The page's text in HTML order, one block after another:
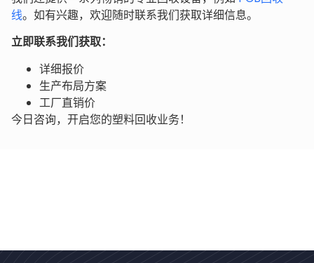
线。如有兴趣，欢迎随时联系我们获取详细信息。
立即联系我们获取：
详细报价
生产布局方案
工厂直销价
今日咨询，开启您的塑料回收业务！